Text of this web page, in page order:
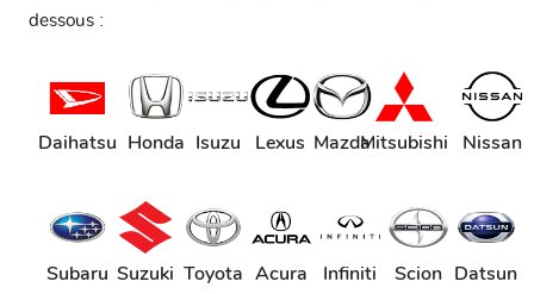
dessous :
Daihatsu Honda Isuzu Lexus MazdaMitsubishi Nissan
Subaru Suzuki Toyota Acura Infiniti Scion Datsun